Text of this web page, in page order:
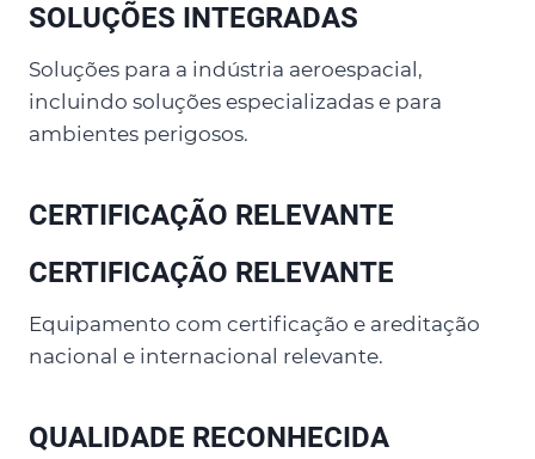
SOLUÇÕES INTEGRADAS
Soluções para a indústria aeroespacial,
incluindo soluções especializadas e para
ambientes perigosos.
CERTIFICAÇÃO RELEVANTE
CERTIFICAÇÃO RELEVANTE
Equipamento com certificação e areditação
nacional e internacional relevante.
QUALIDADE RECONHECIDA